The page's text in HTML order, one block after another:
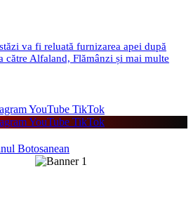
va fi reluată furnizarea apei după
către Alfaland, Flămânzi și mai multe
YouTube TikTok
YouTube TikTok